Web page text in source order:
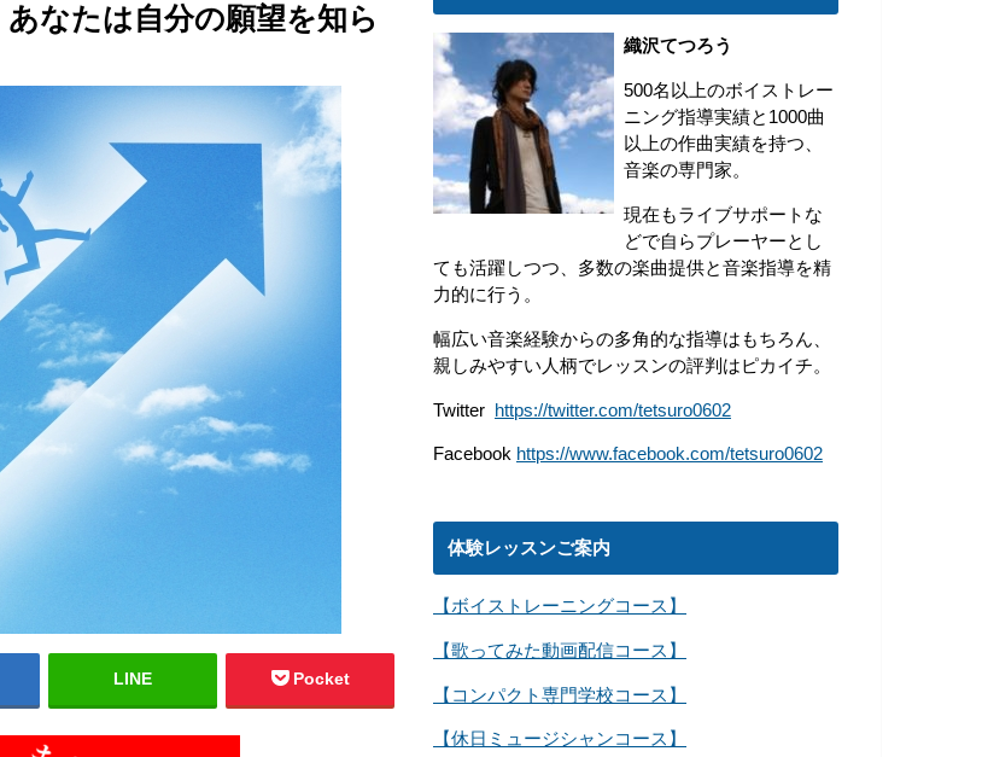
なたは自分の願望を知ら
LINE Pocket
織沢てつろう
500名以上のボイストレー
ニング指導実績と1000曲
以上の作曲実績を持つ、
音楽の専門家。
現在もライブサポートな
どで自らプレーヤーとし
ても活躍しつつ、多数の楽曲提供と音楽指導を精
力的に行う。
幅広い音楽経験からの多角的な指導はもちろん、
親しみやすい人柄でレッスンの評判はピカイチ。
Twitter https://twitter.com/tetsuro0602
Facebook https://www.facebook.com/tetsuro0602
体験レッスンご案内
【ボイストレーニングコース】
【歌ってみた動画配信コース】
【コンパクト専門学校コース】
【休日ミュージシャンコース】